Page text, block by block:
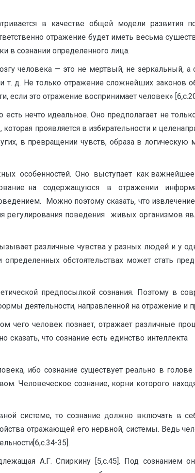
в качестве общей модели развития
отражение будет иметь весьма
в сознании определенного лица.
человека — это не мертвый, не
и т. д. Не только отражение сложнейших законов
если это отражение вос­принимает человек»
нечто идеальное. Оно предполагает не
проявляется в избирательности и
в превращении чувств, образа в
особенностей. Оно выступает как важнейшее
на содержащуюся в отражении
Можно поэтому сказать, что
поведения живых организмов
различные чувства у разных людей и у
обстоятельствах может стать
предпосылкой сознания. Поэтому в
деятельности, направленной на отражение и
чего человек познает, отражает различные
что сознание есть единство
ибо сознание существует реально в
Челове­ческое сознание, корни которого
систе­ме, то сознание должно включать в
отражающей его нервной, системы. Ведь
35].
А.Г. Спиркину [5,с.45]. Под сознанием